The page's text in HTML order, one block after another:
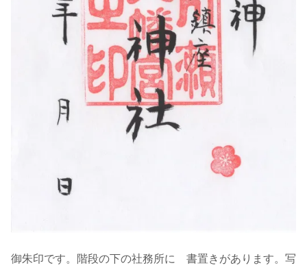
御朱印です。階段の下の社務所に 書置きがあります。写